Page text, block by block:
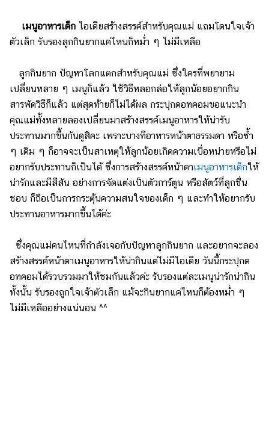
เมนูอาหารเด็ก ไอเดียสร้างสรรค์สำหรับคุณแม่ แถมโดนใจเจ้า
ตัวเล็ก รับรองลูกกินยากแค่ไหนก็หม่ำ ๆ ไม่มีเหลือ
ลูกกินยาก ปัญหาโลกแตกสำหรับคุณแม่ ซึ่งใครที่พยายาม
เปลี่ยนหลาย ๆ เมนูก็แล้ว ใช้วิธีหลอกล่อให้ลูกน้อยอยากกิน
สารพัดวิธีก็แล้ว แต่สุดท้ายก็ไม่ได้ผล กระปุกดอทคอมขอแนะนำ
คุณแม่ทั้งหลายลองเปลี่ยนมาสร้างสรรค์เมนูอาหารให้น่ารับ
ประทานมากขึ้นกันดูสิคะ เพราะบางทีอาหารหน้าตาธรรมดา หรือซ้ำ
ๆ เดิม ๆ ก็อาจจะเป็นสาเหตุให้ลูกน้อยเกิดความเบื่อหน่ายหรือไม่
อยากรับประทานก็เป็นได้ ซึ่งการสร้างสรรค์หน้าตาเมนูอาหารเด็กให้
น่ารักและมีสีสัน อย่างการจัดแต่งเป็นตัวการ์ตูน หรือสัตว์ที่ลูกชื่น
ชอบ ก็ถือเป็นการกระตุ้นความสนใจของเด็ก ๆ และทำให้อยากรับ
ประทานอาหารมากขึ้นได้ค่ะ
ซึ่งคุณแม่คนไหนที่กำลังเจอกับปัญหาลูกกินยาก และอยากจะลอง
สร้างสรรค์หน้าตาเมนูอาหารให้น่ากินแต่ไม่มีไอเดีย วันนี้กระปุกด
อทคอมได้รวบรวมมาให้ชมกันแล้วค่ะ รับรองแต่ละเมนูน่ารักน่ากิน
ทั้งนั้น รับรองถูกใจเจ้าตัวเล็ก แม้จะกินยากแค่ไหนก็ต้องหม่ำ ๆ
ไม่มีเหลืออย่างแน่นอน ^^